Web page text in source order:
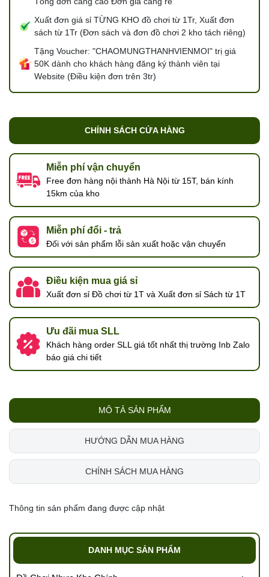
Xuất đơn giá sỉ TỪNG KHO đồ chơi từ 1Tr, Xuất đơn
sách từ 1Tr (Đơn sách và đơn đồ chơi 2 kho tách riêng)
Tặng Voucher: "CHAOMUNGTHANHVIENMOI" trị giá
50K dành cho khách hàng đăng ký thành viên tại
Website (Điều kiện đơn trên 3tr)
CHÍNH SÁCH CỬA HÀNG
Miễn phí vận chuyển
Free đơn hàng nội thành Hà Nội từ 15T, bán kính
15km của kho
Miễn phí đổi - trả
Đối với sản phẩm lỗi sản xuất hoặc vận chuyển
Điều kiện mua giá sỉ
Xuất đơn sỉ Đồ chơi từ 1T và Xuất đơn sỉ Sách từ 1T
Ưu đãi mua SLL
Khách hàng order SLL giá tốt nhất thị trường Inb Zalo
báo giá chi tiết
MÔ TẢ SẢN PHẨM
HƯỚNG DẪN MUA HÀNG
CHÍNH SÁCH MUA HÀNG
Thông tin sản phẩm đang được cập nhật
DANH MỤC SẢN PHẨM